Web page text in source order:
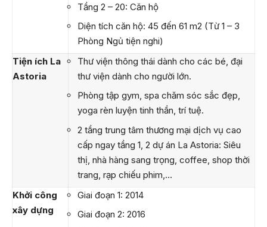
Tầng 2 – 20: Căn hộ
Diện tích căn hộ: 45 đến 61 m2 (Từ 1 – 3
Phòng Ngủ tiện nghi)
Tiện ích La
Astoria
Thư viện thông thái dành cho các bé, đại
thư viện dành cho người lớn.
Phòng tập gym, spa chăm sóc sắc đẹp,
yoga rèn luyện tinh thần, trí tuệ.
2 tầng trung tâm thương mại dịch vụ cao
cấp ngay tầng 1, 2 dự án La Astoria: Siêu
thị, nhà hàng sang trọng, coffee, shop thời
trang, rạp chiếu phim,…
Khởi công
xây dựng
Giai đoạn 1: 2014
Giai đoạn 2: 2016